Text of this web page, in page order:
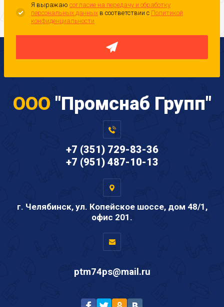
Я выражаю согласие на передачу и обработку
персональных данных в соответствии с Политикой
конфиденциальности
ООО "Промснаб Групп"
+7 (351) 729-83-36
+7 (951) 487-10-13
г. Челябинск, ул. Копейское шоссе, дом 48/1,
офис 201.
ptm74ps@mail.ru